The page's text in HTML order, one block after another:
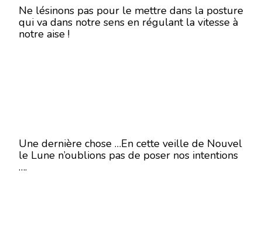
Ne lésinons pas pour le mettre dans la posture
qui va dans notre sens en régulant la vitesse à
notre aise !
Une dernière chose …En cette veille de Nouvel
le Lune n’oublions pas de poser nos intentions
….